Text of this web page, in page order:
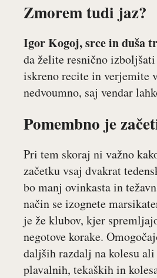
Zmorem tudi jaz?
Igor Kogoj, srce in duša
da želite resnično
iskreno recite in verjemite
nedvoumno, saj vendar
Pomembno je
Pri tem skoraj ni važno
začetku vsaj dvakrat
bo manj ovinkasta in
način se izognete
je že klubov, kjer
negotove korake.
daljših razdalj na kolesu
plavalnih, tekaških in